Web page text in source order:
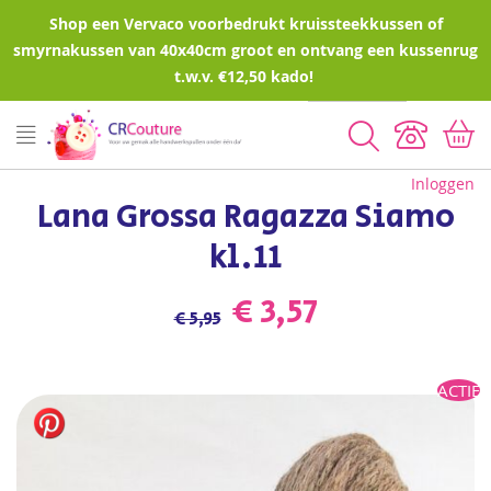
Shop een Vervaco voorbedrukt kruissteekkussen of
smyrnakussen van 40x40cm groot en ontvang een kussenrug
t.w.v. €12,50 kado!
Zoeken
Inloggen
Lana Grossa Ragazza Siamo
kl.11
€ 3,57
€ 5,95
naar
ACTIE